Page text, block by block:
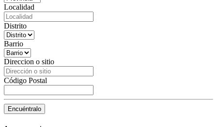
Localidad
Distrito
Barrio
Direccion o sitio
Código Postal
Encuéntralo